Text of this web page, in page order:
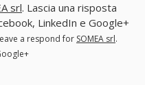
srl. Lascia una risposta
LinkedIn e Google+
a respond for SOMEA srl.